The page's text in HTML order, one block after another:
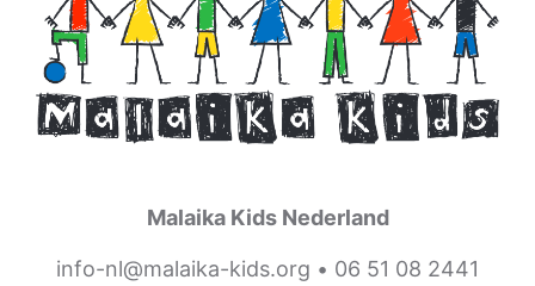
Malaika Kids Nederland
info-nl@malaika-kids.org • 06 51 08 2441